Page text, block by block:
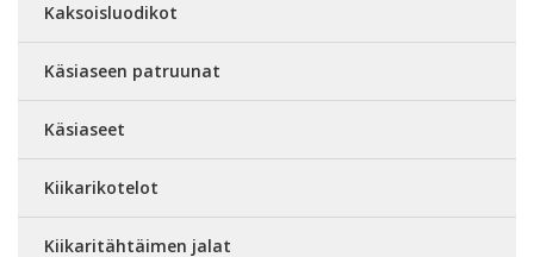
Kaksoisluodikot
Käsiaseen patruunat
Käsiaseet
Kiikarikotelot
Kiikaritähtäimen jalat